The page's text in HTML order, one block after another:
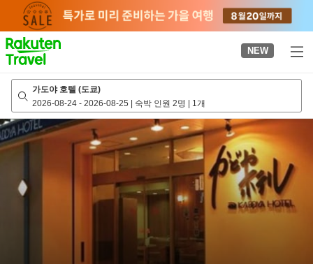
page
NEW
가도야 호텔 (도쿄)
2026-08-24 - 2026-08-25 | 숙박 인원 2명 | 1개